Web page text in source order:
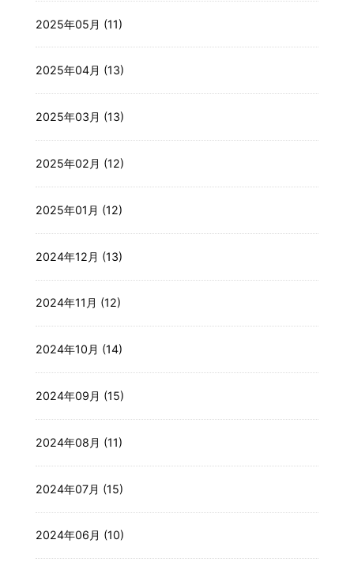
2025年05月 (11)
2025年04月 (13)
2025年03月 (13)
2025年02月 (12)
2025年01月 (12)
2024年12月 (13)
2024年11月 (12)
2024年10月 (14)
2024年09月 (15)
2024年08月 (11)
2024年07月 (15)
2024年06月 (10)